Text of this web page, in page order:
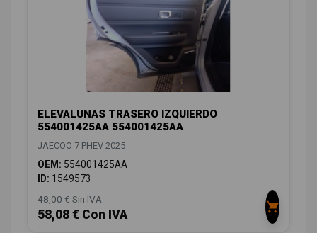
ELEVALUNAS TRASERO IZQUIERDO
554001425AA 554001425AA
JAECOO 7 PHEV 2025
OEM: 554001425AA
ID: 1549573
48,00 € Sin IVA
58,08 € Con IVA